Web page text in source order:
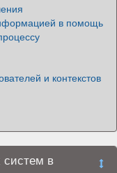
в помощь
и контекстов
систем в